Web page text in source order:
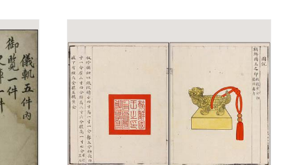
홍재 한국학 펠로십 프로그램